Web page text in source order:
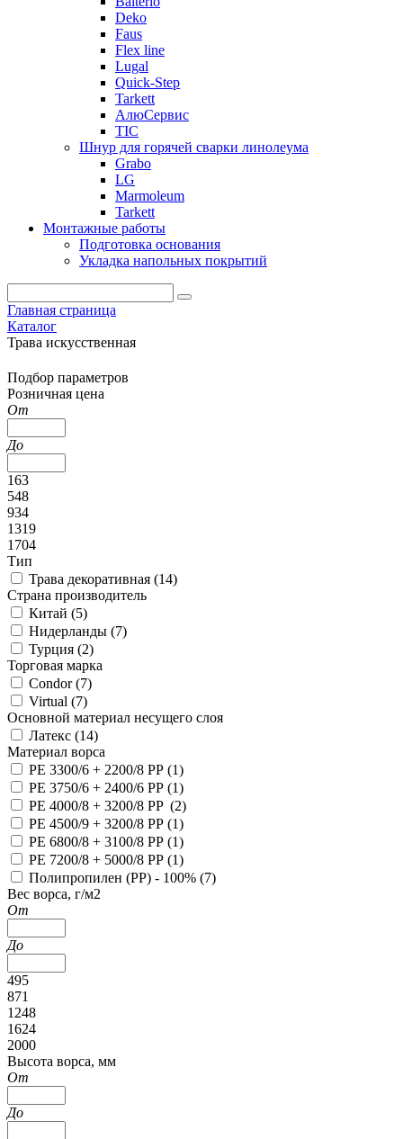
Deko
Faus
Flex line
Lugal
Quick-Step
Tarkett
АлюСервис
ТІС
Шнур для горячей сварки линолеума
Grabo
LG
Marmoleum
Tarkett
Монтажные работы
Подготовка основания
Укладка напольных покрытий
Главная страница
Каталог
Трава искусственная
Подбор параметров
Розничная цена
От
До
163
548
934
1319
1704
Тип
Трава декоративная (14)
Страна производитель
Китай (5)
Нидерланды (7)
Турция (2)
Торговая марка
Condor (7)
Virtual (7)
Основной материал несущего слоя
Латекс (14)
Материал ворса
PE 3300/6 + 2200/8 PP (1)
PE 3750/6 + 2400/6 PP (1)
PE 4000/8 + 3200/8 PP (2)
PE 4500/9 + 3200/8 PP (1)
PE 6800/8 + 3100/8 PP (1)
PE 7200/8 + 5000/8 PP (1)
Полипропилен (PP) - 100% (7)
Вес ворса, г/м2
От
До
495
871
1248
1624
2000
Высота ворса, мм
От
До